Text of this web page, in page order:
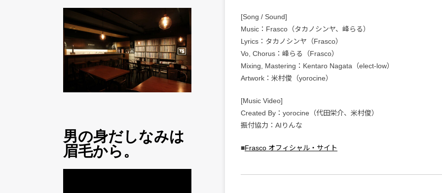
男の身だしなみは
眉毛から。
[Song / Sound]
Music：Frasco（タカノシンヤ、峰らる）
Lyrics：タカノシンヤ（Frasco）
Vo, Chorus：峰らる（Frasco）
Mixing, Mastering：Kentaro Nagata（elect-low）
Artwork：米村俊（yorocine）
[Music Video]
Created By：yorocine（代田栄介、米村俊）
振付協力：AIりんな
■Frasco オフィシャル・サイト